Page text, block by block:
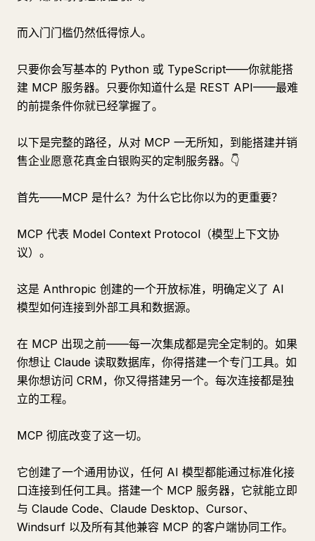
而入门门槛仍然低得惊人。
只要你会写基本的 Python 或 TypeScript——你就能搭
建 MCP 服务器。只要你知道什么是 REST API——最难
的前提条件你就已经掌握了。
以下是完整的路径，从对 MCP 一无所知，到能搭建并销
售企业愿意花真金白银购买的定制服务器。👇
首先——MCP 是什么？为什么它比你以为的更重要？
MCP 代表 Model Context Protocol（模型上下文协
议）。
这是 Anthropic 创建的一个开放标准，明确定义了 AI
模型如何连接到外部工具和数据源。
在 MCP 出现之前——每一次集成都是完全定制的。如果
你想让 Claude 读取数据库，你得搭建一个专门工具。如
果你想访问 CRM，你又得搭建另一个。每次连接都是独
立的工程。
MCP 彻底改变了这一切。
它创建了一个通用协议，任何 AI 模型都能通过标准化接
口连接到任何工具。搭建一个 MCP 服务器，它就能立即
与 Claude Code、Claude Desktop、Cursor、
Windsurf 以及所有其他兼容 MCP 的客户端协同工作。